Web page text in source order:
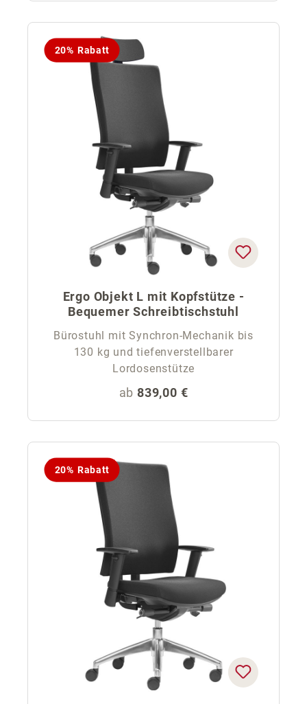
20% Rabatt
Ergo Objekt L mit Kopfstütze -
Bequemer Schreibtischstuhl
Bürostuhl mit Synchron-Mechanik bis
130 kg und tiefenverstellbarer
Lordosenstütze
Regulärer Preis:
ab 839,00 €
20% Rabatt